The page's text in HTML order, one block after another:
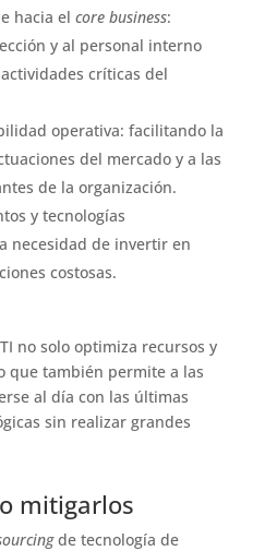
hacia el core business:
y al personal interno
críticas del
operativa: facilitando la
del mercado y a las
de la organización.
y tecnologías
necesidad de invertir en
costosas.
no solo optimiza recursos y
que también permite a las
al día con las últimas
sin realizar grandes
mitigarlos
de tecnología de